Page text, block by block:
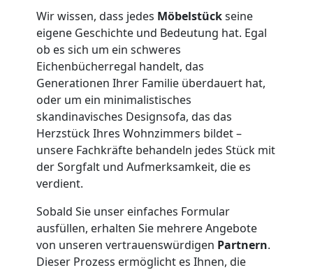
Wir wissen, dass jedes Möbelstückseine
eigene Geschichte und Bedeutung hat. Egal
ob es sich um ein schweres
Eichenbücherregal handelt, das
Generationen Ihrer Familie überdauert hat,
oder um ein minimalistisches
skandinavisches Designsofa, das das
Herzstück Ihres Wohnzimmers bildet –
unsere Fachkräfte behandeln jedes Stück mit
der Sorgfalt und Aufmerksamkeit, die es
verdient.
Sobald Sie unser einfaches Formular
ausfüllen, erhalten Sie mehrere Angebote
von unseren vertrauenswürdigen Partnern.
Dieser Prozess ermöglicht es Ihnen, die
Möbellift
Leonding
Übersiedlung
Leonding
Klaviertransport
Leonding